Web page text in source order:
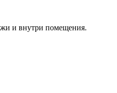
и внутри помещения.